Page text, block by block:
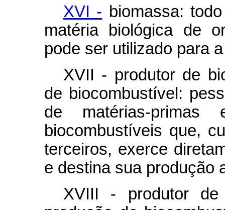
XVI - biomassa:
matéria biológica de
pode ser utilizado para
XVII - produtor de
de biocombustível:
de matérias-
biocombustíveis que,
terceiros, exerce
e destina sua produção
XVIII - produtor de